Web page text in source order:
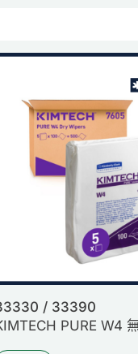
/ 33390
PURE W4